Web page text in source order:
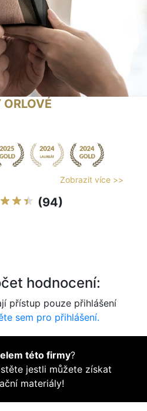
Zobrazit více >>
(94)
hodnocení:
přístup pouze přihlášení
sem pro přihlášení.
této firmy?
jestli můžete získat
materiály!